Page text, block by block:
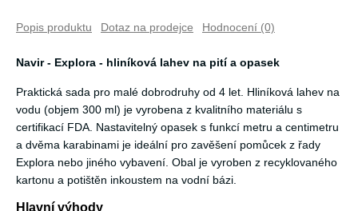
Popis produktu Dotaz na prodejce Hodnocení (0)
Navir - Explora - hliníková lahev na pití a opasek
Praktická sada pro malé dobrodruhy od 4 let. Hliníková lahev na
vodu (objem 300 ml) je vyrobena z kvalitního materiálu s
certifikací FDA. Nastavitelný opasek s funkcí metru a centimetru
a dvěma karabinami je ideální pro zavěšení pomůcek z řady
Explora nebo jiného vybavení. Obal je vyroben z recyklovaného
kartonu a potištěn inkoustem na vodní bázi.
Hlavní výhody